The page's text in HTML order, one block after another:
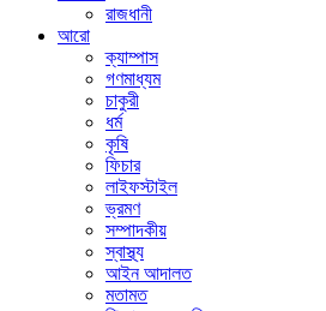
রাজধানী
আরো
ক্যাম্পাস
গণমাধ্যম
চাকুরী
ধর্ম
কৃষি
ফিচার
লাইফস্টাইল
ভ্রমণ
সম্পাদকীয়
স্বাস্থ্য
আইন আদালত
মতামত